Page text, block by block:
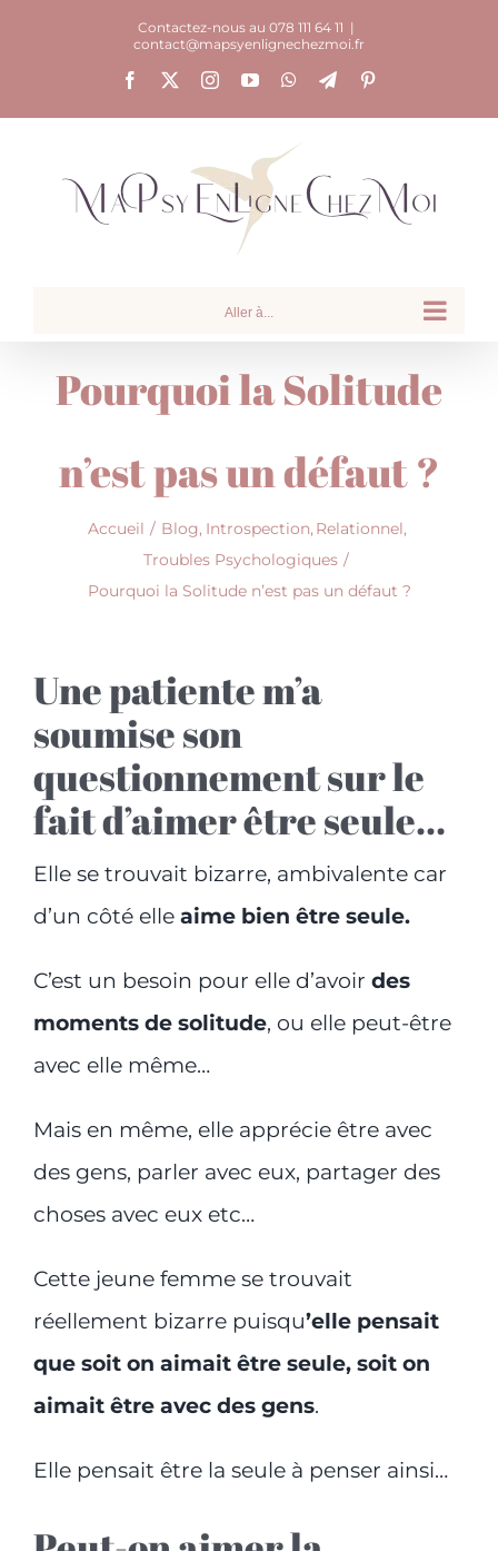
Contactez-nous au 078 111 64 11 |
contact@mapsyenlignechezmoi.fr
Facebook InstagramYouTubeWhatsApp
Telegram
Aller à...
Pourquoi la Solitude
n’est pas un défaut ?
Accueil Blog Introspection Relationnel
Troubles Psychologiques
Pourquoi la Solitude n’est pas un défaut ?
Une patiente m’a
soumise son
questionnement sur le
fait d’aimer être seule…
Elle se trouvait bizarre, ambivalente car
d’un côté elle aime bien être seule.
C’est un besoin pour elle d’avoir des
moments de solitude, ou elle peut-être
avec elle même…
Mais en même, elle apprécie être avec
des gens, parler avec eux, partager des
choses avec eux etc…
Cette jeune femme se trouvait
réellement bizarre puisqu’elle pensait
que soit on aimait être seule, soit on
aimait être avec des gens.
Elle pensait être la seule à penser ainsi…